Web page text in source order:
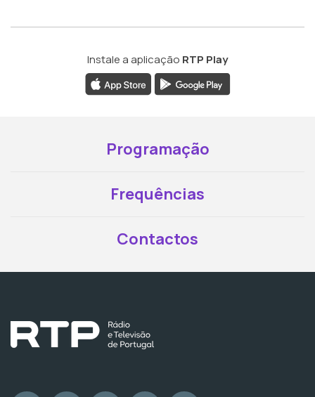
Instale a aplicação RTP Play
Programação
Frequências
Contactos